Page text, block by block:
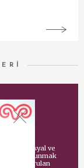
sosyal ve
bulunmak
kurulan